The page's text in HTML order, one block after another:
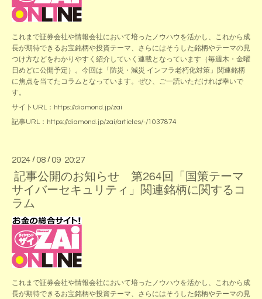
これまで証券会社や情報会社において培ったノウハウを活かし、これから成
長が期待できるお宝銘柄や投資テーマ、さらにはそうした銘柄やテーマの見
つけ方などをわかりやすく紹介していく連載となっています（毎週木・金曜
日めどに公開予定）。今回は「防災・減災 インフラ老朽化対策」関連銘柄
に焦点を当てたコラムとなっています。ぜひ、ご一読いただければ幸いで
す。
サイトURL： https://diamond.jp/zai
記事URL： https://diamond.jp/zai/articles/-/1037874
2024 / 08 / 09 20:27
記事公開のお知らせ 第264回「国策テーマ
サイバーセキュリティ」関連銘柄に関するコ
ラム
これまで証券会社や情報会社において培ったノウハウを活かし、これから成
長が期待できるお宝銘柄や投資テーマ、さらにはそうした銘柄やテーマの見